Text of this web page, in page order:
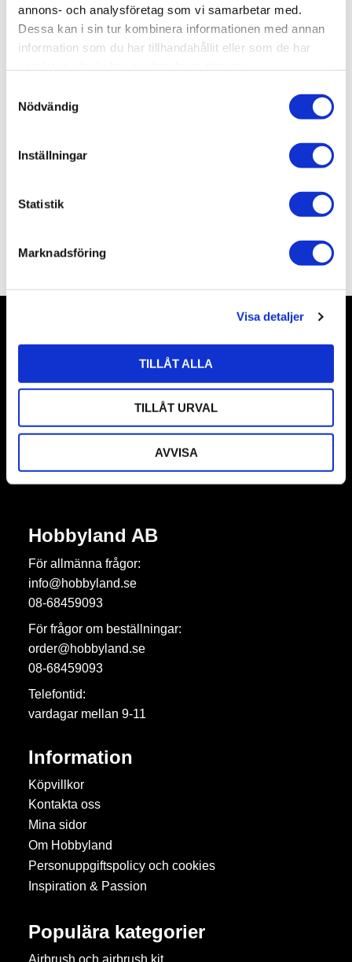
annons- och analysföretag som vi samarbetar med.
Dessa kan i sin tur kombinera informationen med annan
information som du har tillhandahållit eller som de har
l
Nödvändig
Inställningar
Statistik
Marknadsföring
Visa detaljer
TILLÅT ALLA
TILLÅT URVAL
AVVISA
This set includes:
A.MIG-3537 Aluminium
Omdömen
Nyhetsbrev
Prenumerera
Dina personuppgifter behandlas i enlighet med vår
Hobbyland AB
För allmänna frågor:
info@hobbyland.se
08-68459093
För frågor om beställningar:
order@hobbyland.se
08-68459093
Telefontid:
vardagar mellan 9-11
Information
Köpvillkor
Kontakta oss
Mina sidor
Om Hobbyland
Personuppgiftspolicy och cookies
Inspiration & Passion
Populära kategorier
Airbrush och airbrush kit